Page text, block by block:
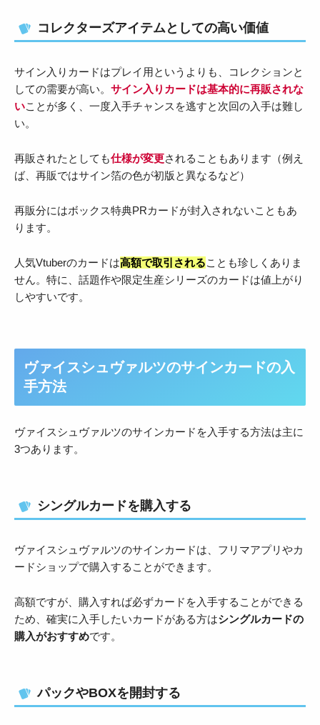
コレクターズアイテムとしての高い価値
サイン入りカードはプレイ用というよりも、コレクションと
しての需要が高い。 サイン入りカードは基本的に再販されな
いことが多く、一度入手チャンスを逃すと次回の入手は難し
い。
再販されたとしても仕様が変更されることもあります（例え
ば、再販ではサイン箔の色が初版と異なるなど）
再販分にはボックス特典PRカードが封入されないこともあ
ります。
人気Vtuberのカードは高額で取引されることも珍しくありま
せん。特に、話題作や限定生産シリーズのカードは値上がり
しやすいです。
ヴァイスシュヴァルツのサインカードの入
手方法
ヴァイスシュヴァルツのサインカードを入手する方法は主に
3つあります。
シングルカードを購入する
ヴァイスシュヴァルツのサインカードは、フリマアプリやカ
ードショップで購入することができます。
高額ですが、購入すれば必ずカードを入手することができる
ため、確実に入手したいカードがある方はシングルカードの
購入がおすすめです。
パックやBOXを開封する